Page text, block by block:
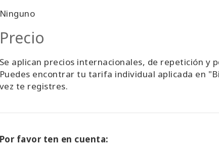
Ninguno
Precio
Se aplican precios internacionales, de repetición y
Puedes encontrar tu tarifa individual aplicada en
vez te registres.
Por favor ten en cuenta: